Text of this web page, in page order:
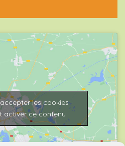
les cookies
activer ce contenu